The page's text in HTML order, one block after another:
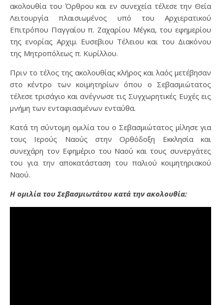
ακολουθία του Όρθρου και εν συνεχεία τέλεσε την Θεία
Λειτουργία πλαισιωμένος υπό του Αρχιερατικού
Επιτρόπου Παγγαίου π. Ζαχαρίου Μέγκα, του εφημερίου
της ενορίας Αρχιμ. Ευσεβιου Τέλειου και του Διακόνου
της Μητροπόλεως π. Κυρίλλου.
Πριν το τέλος της ακολουθίας κλήρος και λαός μετέβησαν
στο κέντρο των κοιμητηρίων όπου ο Σεβασμιώτατος
τέλεσε τρισάγιο και ανέγνωσε τις Συγχωρητικές Ευχές εις
μνήμη των ενταφιασμένων ενταύθα.
Κατά τη σύντομη ομιλία του ο Σεβασμιώτατος μίλησε για
τους Ιερούς Ναούς στην Ορθόδοξη Εκκλησία και
συνεχάρη τον Εφημέριο του Ναού και τους συνεργάτες
του για την αποκατάσταση του παλιού κοιμητηριακού
Ναού.
Η ομιλία του Σεβασμιωτάτου κατά την ακολουθία: